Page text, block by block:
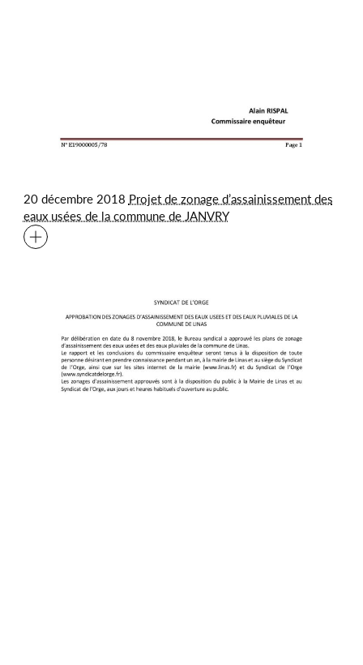
20 décembre 2018 Projet de zonage d’assainissement des
eaux usées de la commune de JANVRY